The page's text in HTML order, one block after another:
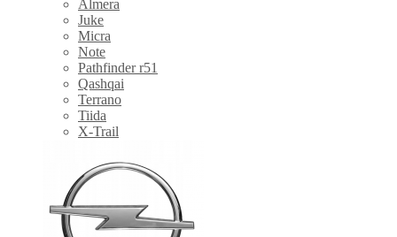
Almera
Juke
Micra
Note
Pathfinder r51
Qashqai
Terrano
Tiida
X-Trail